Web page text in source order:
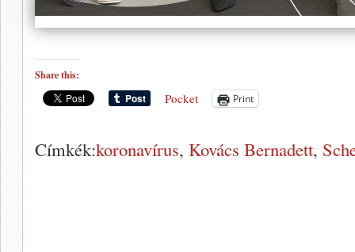
Share this:
Pocket Print
Címkék:koronavírus, Kovács Bernadett,